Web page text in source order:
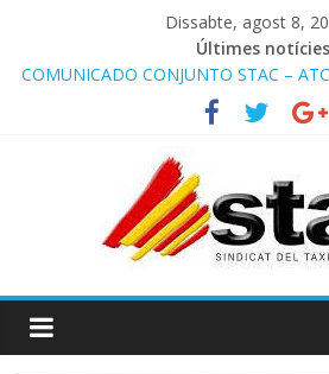
Dissabte, agost 8,
Últimes
COMUNICADO CONJUNTO STAC – ATC
Comunicado STAC/ ATC de la reunión
‘Esquadra del aeropuerto de Barcelona.
Programa de Radio TAXI LIBRE
STAC/ATC SOLICITAN TAULA TÈCNICA
OPERATIVA DE ENTRADA EN EL
Programa de Radio TAXI LIBRE